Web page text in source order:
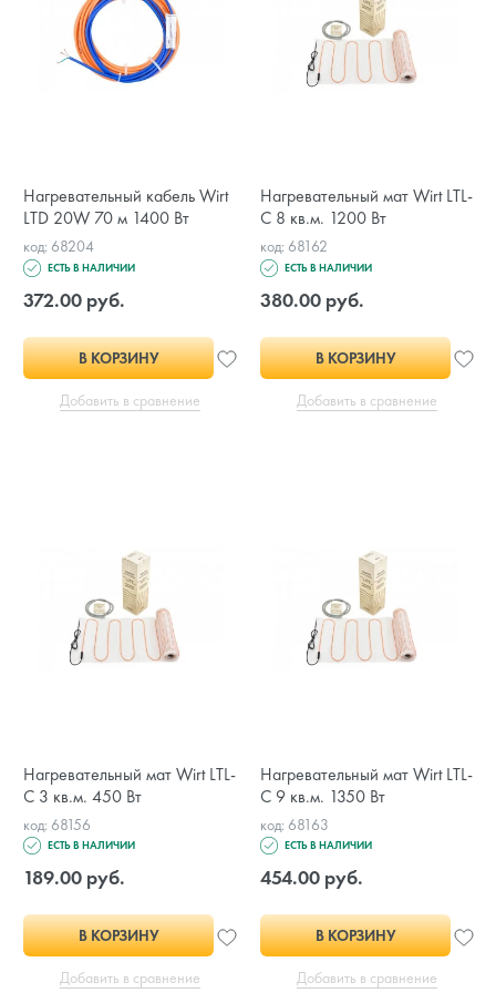
Нагревательный кабель Wirt
LTD 20W 70 м 1400 Вт
код: 68204
ЕСТЬ В НАЛИЧИИ
372.00 руб.
В КОРЗИНУ
Добавить в сравнение
Нагревательный мат Wirt LTL-
C 8 кв.м. 1200 Вт
код: 68162
ЕСТЬ В НАЛИЧИИ
380.00 руб.
В КОРЗИНУ
Добавить в сравнение
Нагревательный мат Wirt LTL-
C 3 кв.м. 450 Вт
код: 68156
ЕСТЬ В НАЛИЧИИ
189.00 руб.
В КОРЗИНУ
Добавить в сравнение
Нагревательный мат Wirt LTL-
C 9 кв.м. 1350 Вт
код: 68163
ЕСТЬ В НАЛИЧИИ
454.00 руб.
В КОРЗИНУ
Добавить в сравнение